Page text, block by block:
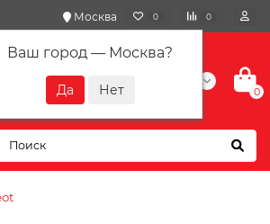
Москва
Ваш город — Москва?
0 0
+7(901) 417-10-01
0